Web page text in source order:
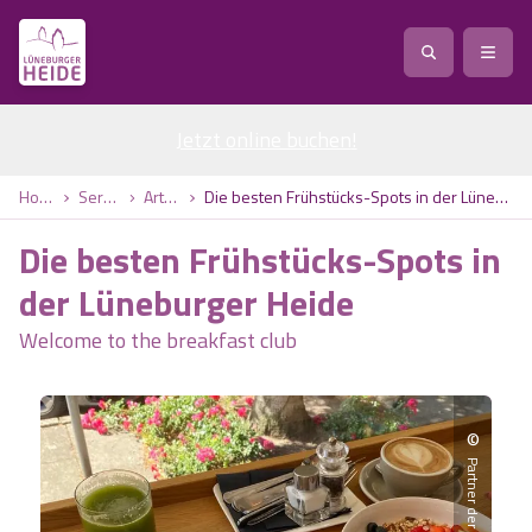
Service
Region / Orte
Veranstaltungen
Ausflugsziele
Karte
Natur
Natur
Heideblüte
Heideflächen
Naturpark Lüneburger Heide
Erlebnis
Erlebnis
Heide Park Resort
Barfußpark Egestorf
Vital
Vital
Wellness
Stadt
Stadt
Barriere­freiheits-Einstell­ungen
Anreise Abreise
Ort
Suchen
Home Service Artikel Die besten Frühstücks-Spots in der Lüneburger Heide
Die besten Frühstücks-Spots in
der Lüneburger Heide
Welcome to the breakfast club
©